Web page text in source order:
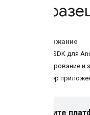
Содержание
Maps SDK для
Клонирование и
Пример
Выберите